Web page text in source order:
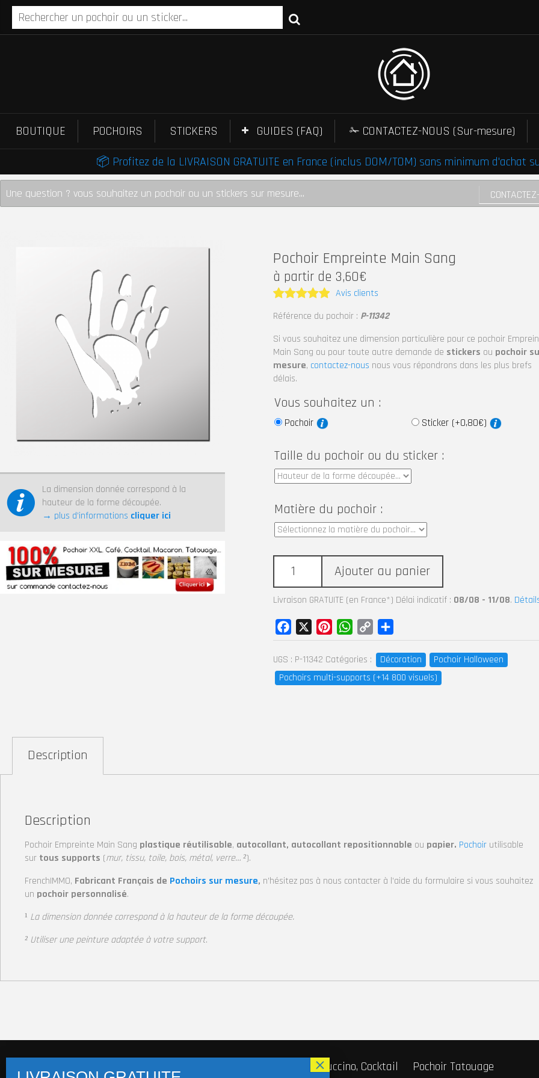
BOUTIQUE POCHOIRS STICKERS GUIDES (FAQ)
✁ CONTACTEZ-NOUS (Sur-mesure)
📦 Profitez de la LIVRAISON GRATUITE en France (inclus DOM/TOM) sans minimum d'achat
Une question ? vous souhaitez un pochoir ou un stickers sur mesure...
La dimension donnée correspond à la
hauteur de la forme découpée.
→ plus d’informations cliquer ici
Pochoir Empreinte Main Sang
à partir de 3,60€
Note 5
Avis clients
Référence du pochoir : P-11342
Si vous souhaitez une dimension particulière pour ce pochoir
Main Sang ou pour toute autre demande de stickers ou pochoir
mesure, contactez-nous nous vous répondrons dans les plus brefs
délais.
Vous souhaitez un :
Pochoir Sticker (+0,80€)
Taille du pochoir ou du sticker :
Matière du pochoir :
Ajouter au panier
Livraison GRATUITE (en France*) Délai indicatif : 08/08 - 11/08.
UGS : P-11342 Catégories : Décoration
Pochoir Halloween
Pochoirs multi-supports (+14 800 visuels)
Facebook PinterestWhatsApp
Copy
Link
Description
Description
Pochoir Empreinte Main Sang plastique réutilisable, autocollant, autocollant repositionnable ou papier. Pochoir utilisable
sur tous supports (mur, tissu, toile, bois, métal, verre… ²).
FrenchIMMO, Fabricant Français de Pochoirs sur mesure, n’hésitez pas à nous contacter à l’aide du formulaire si vous souhaitez
un pochoir personnalisé.
¹ La dimension donnée correspond à la hauteurde la forme découpée.
² Utiliser une peinture adaptée à votre support.
Pochoir Café, Cappuccino, Cocktail
Pochoir Tatouage